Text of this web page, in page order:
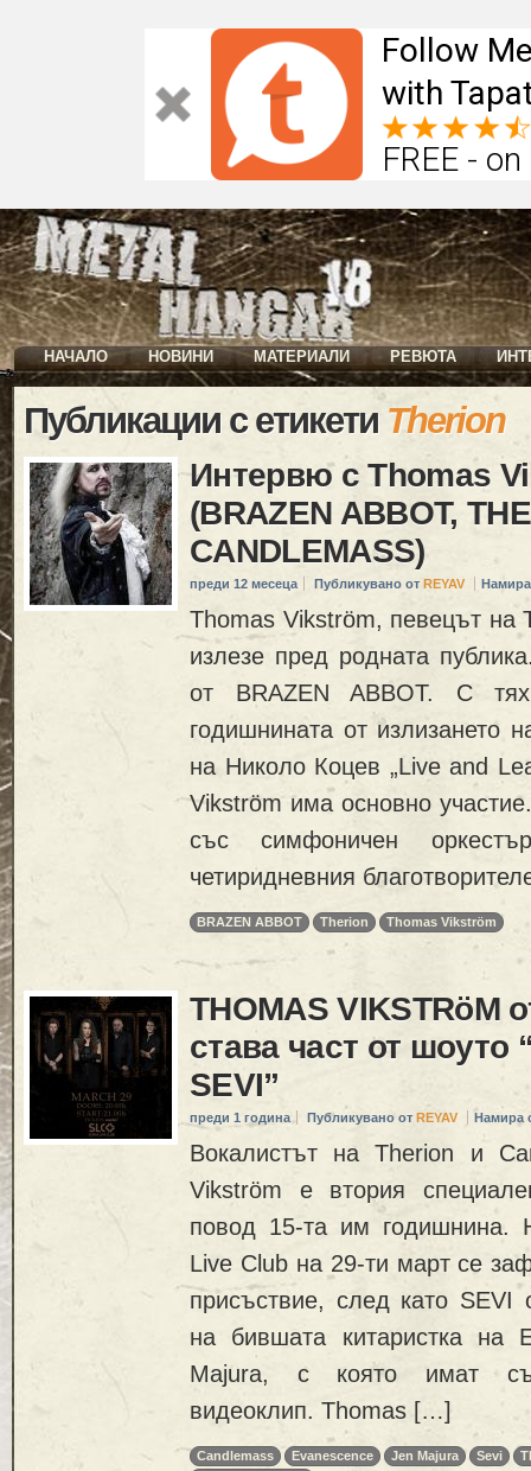
Follow
with
FREE -
НАЧАЛО НОВИНИ МАТЕРИАЛИ РЕВЮТА
Публикации с етикети Therion
Интервю с Thomas
(BRAZEN ABBOT,
CANDLEMASS)
преди 12 месеца Публикувано от REYAV
Thomas Vikström, певецът на
излезе пред родната
от BRAZEN ABBOT. С
годишнината от излизането
на Николо Коцев „Live and
Vikström има основно
със симфоничен
четиридневния
BRAZEN ABBOT Therion Thomas Vikström
THOMAS VIKSTRöM
става част от шоуто
SEVI”
преди 1 година Публикувано от REYAV Намира
Вокалистът на Therion и
Vikström е втория
повод 15-та им годишнина.
Live Club на 29-ти март се
присъствие, след като SEVI
на бившата китаристка на
Majura, с която имат
видеоклип. Thomas […]
Candlemass Evanescence Jen Majura Sevi